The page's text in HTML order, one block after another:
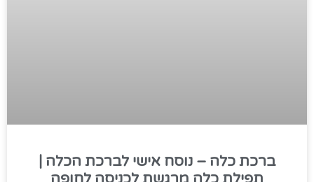
ברכת כלה – נוסח אישי לברכת הכלה |